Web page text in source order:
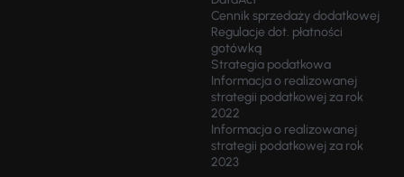
Cennik sprzedaży dodatkowej
Regulacje dot. płatności
gotówką
Strategia podatkowa
Informacja o realizowanej
strategii podatkowej za rok
2022
Informacja o realizowanej
strategii podatkowej za rok
2023